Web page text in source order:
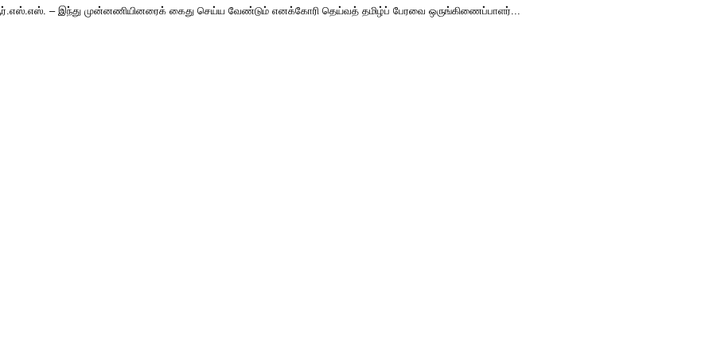
ஆர்.எஸ்.எஸ். – இந்து முன்னணியினரைக் கைது செய்ய வேண்டும் எனக்கோரி தெய்வத் தமிழ்ப் பேரவை ஒருங்கிணைப்பாளர்...